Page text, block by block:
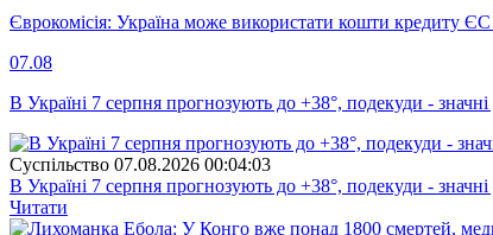
Єврокомісія: Україна може використати кошти кредиту ЄС
07.08
В Україні 7 серпня прогнозують до +38°, подекуди - значні
Суспiльство 07.08.2026 00:04:03
В Україні 7 серпня прогнозують до +38°, подекуди - значні
Читати